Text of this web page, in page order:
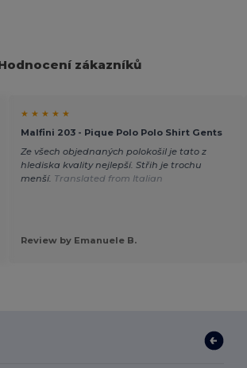
zákazníků
★ ★ ★ ★ ★
Malfini 203 - Pique Polo Polo Shirt Gents
Ze všech objednaných polokošil je tato z
hlediska kvality nejlepší. Střih je trochu
menší. Translated from Italian
Review by Emanuele B.